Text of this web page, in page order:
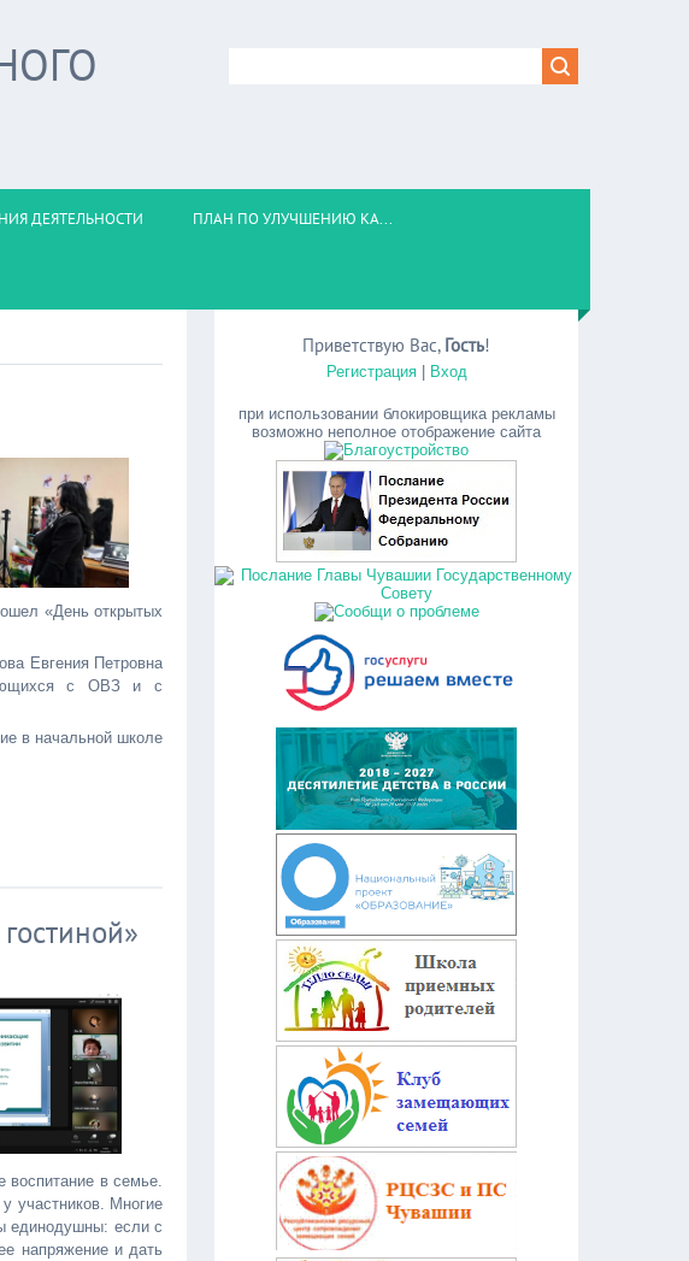
ДЕЯТЕЛЬНОСТИ ПЛАН ПО УЛУЧШЕНИЮ КА...
«День открытых
Евгения Петровна
с ОВЗ и с
в начальной школе
воспитание в семье.
участников. Многие
единодушны: если с
напряжение и дать
Приветствую Вас, Гость!
Регистрация| Вход
при использовании блокировщика рекламы
возможно неполное отображение сайта